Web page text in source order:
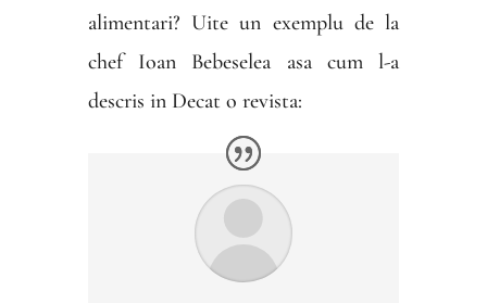
alimentari? Uite un exemplu de la
chef Ioan Bebeselea asa cum l-a
descris in Decat o revista: